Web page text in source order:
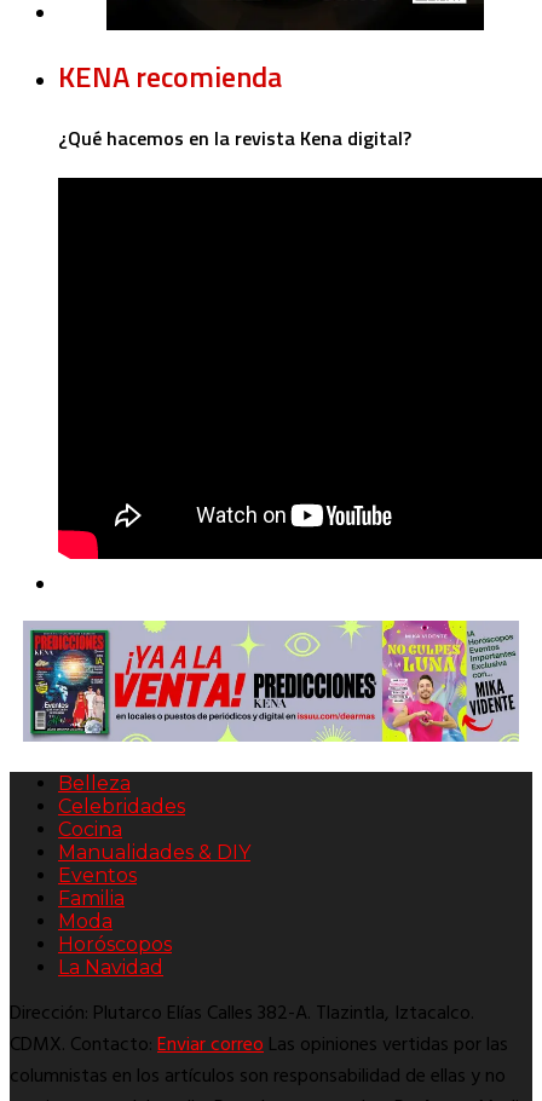
KENA recomienda
¿Qué hacemos en la revista Kena digital?
Belleza
Celebridades
Cocina
Manualidades & DIY
Eventos
Familia
Moda
Horóscopos
La Navidad
Dirección: Plutarco Elías Calles 382-A. Tlazintla, Iztacalco.
CDMX. Contacto:Enviar correoLas opiniones vertidas por las
columnistas en los artículos son responsabilidad de ellas y no